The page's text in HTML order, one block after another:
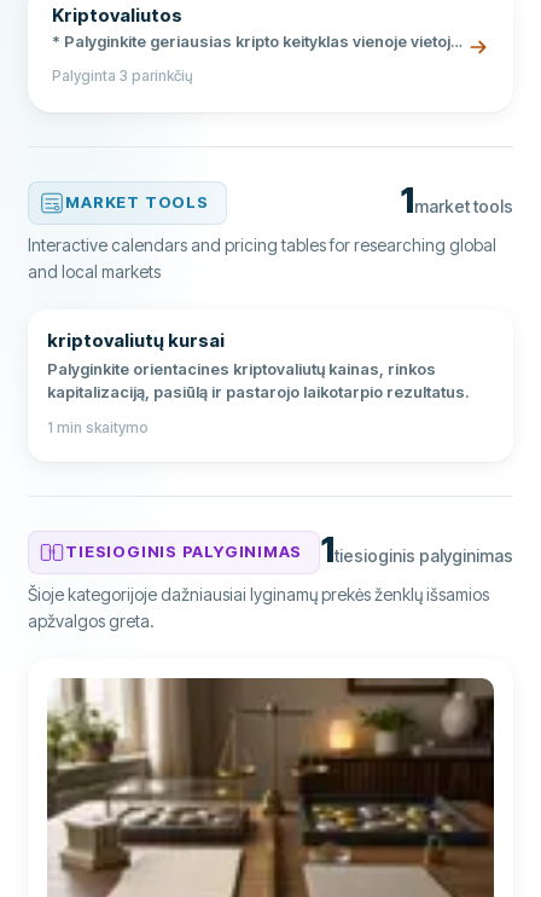
Kriptovaliutos
* Palyginkite geriausias kripto keityklas vienoje vietoje
Bitcoin, Ethereum, Solana ir daugiau nei 350 altcoins
Palyginta 3 parinkčių
MARKET TOOLS 1market tools
Interactive calendars and pricing tables for researching global
and local markets
kriptovaliutų kursai
Palyginkite orientacines kriptovaliutų kainas, rinkos
kapitalizaciją, pasiūlą ir pastarojo laikotarpio rezultatus.
1 min skaitymo
VS TIESIOGINIS PALYGINIMAS 1tiesioginis palyginimas
Šioje kategorijoje dažniausiai lyginamų prekės ženklų išsamios
apžvalgos greta.